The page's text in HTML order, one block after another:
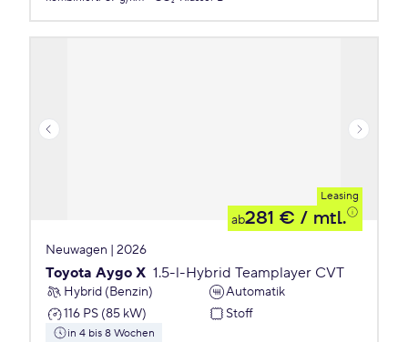
Leasing
ab281 € / mtl.
Neuwagen | 2026
Toyota Aygo X 1.5-l-Hybrid Teamplayer CVT
Hybrid (Benzin)
Automatik
116 PS (85 kW)
Stoff
in 4 bis 8 Wochen